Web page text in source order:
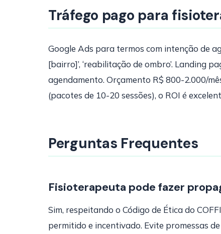
Tráfego pago para
Google Ads para termos com intenção de
[bairro]’, ‘reabilitação de ombro’. Landing
agendamento. Orçamento R$ 800-2.000/
(pacotes de 10-20 sessões), o ROI é
Perguntas Frequentes
Fisioterapeuta pode fazer
Sim, respeitando o Código de Ética do
permitido e incentivado. Evite promessas